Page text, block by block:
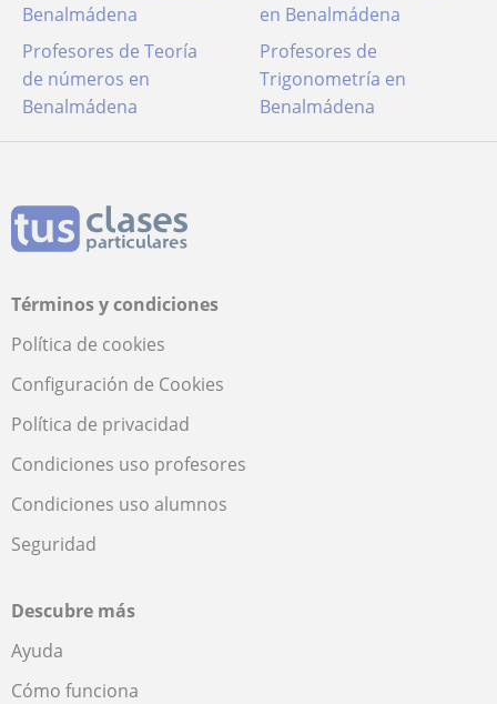
Benalmádena
en Benalmádena
Profesores de Teoría
de números en
Benalmádena
Profesores de
Trigonometría en
Benalmádena
Términos y condiciones
Política de cookies
Configuración de Cookies
Política de privacidad
Condiciones uso profesores
Condiciones uso alumnos
Seguridad
Descubre más
Ayuda
Cómo funciona